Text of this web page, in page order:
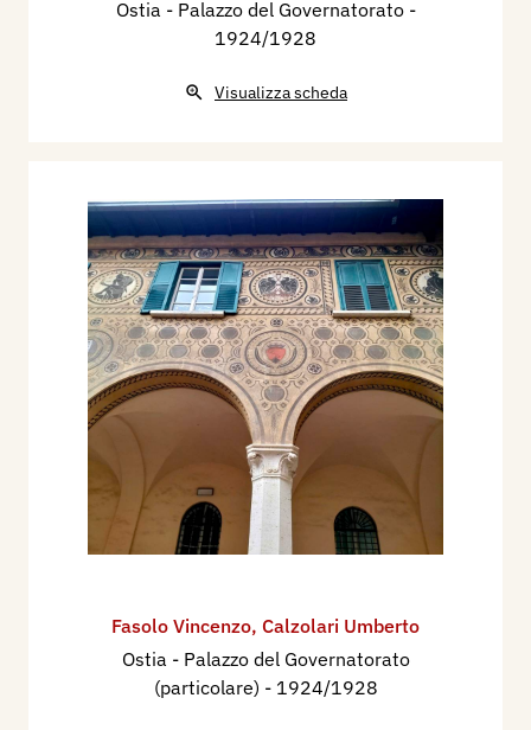
Ostia - Palazzo del Governatorato -
1924/1928
Visualizza scheda
Fasolo Vincenzo, Calzolari Umberto
Ostia - Palazzo del Governatorato
(particolare) - 1924/1928